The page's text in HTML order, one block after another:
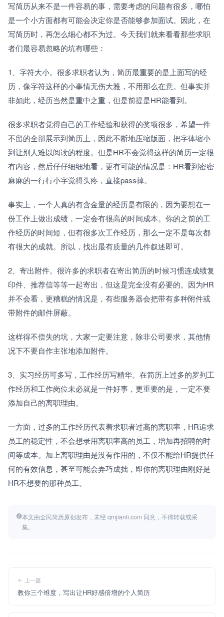
写简历从来不是一件容易的事，需要考虑的问题有很多，哪怕
是一个小方面都有可能会决定你是否能够参加面试。因此，在
写简历时，再怎么细心都不为过。今天我们就来看看那些求职
者们最容易忽略的坑有哪些：
1、字符大小。很多求职者认为，简历最重要的是上面写的经
历，像字符这样的小事情无伤大雅，不用那么在意。但事实并
非如此，经历当然是重中之重，但是前提是HR能看到。
很多求职者觉得自己的工作经验和获得的奖项很多，希望一件
不留的全部展示到简历上，因此不断地压缩版面，把字体缩小
到让别人难以阅读的程度。但是HR不会觉得这样的简历一定很
有内容，然后仔仔细细地看，更有可能的情况是：HR看到密密
麻麻的一行行小字觉得头疼，直接pass掉。
事实上，一个人真的有含金量的经历是有限的，因为要想在一
份工作上做出成绩，一定会有很高的时间成本。你的之前的工
作经历的时间短，但有很多次工作经历，那么一定不是每次都
有很大的成就。所以，找出最有质量的几件叙述即可。
2、寄出附件。很许多的求职者在寄出简历的时候习惯连成绩复
印件、推荐信等等一起寄出，但这是完全没有必要的。因为HR
并不会看，更糟糕的情况是，有些服务器会把带有多种附件或
带附件的邮件屏蔽。
这样得不偿失的坑，大家一定要注意，除非公司要求，其他情
况下不要自作主张地添加附件。
3、实习经历可多写，工作经历写精华。在简历上过多的罗列工
作经历和工作岗位未必就是一件好事，更重要的是，一定不要
添加自己的离职理由。
一方面，过多的工作经历代表着求职者过高的离职率，HR追求
员工的稳定性，不会想录用离职率高的员工，增加再招聘的时
间等成本。加上离职理由是没有作用的，不仅不能给HR提供任
何的有效信息，甚至可能会弄巧成拙，即你的离职理由刚好是
HR不想要的那种员工。
本文由全民简历原创发布，未经 qmjianli.com 同意，不得转载或采
集。
上一篇
教你三个维度，写出让HR好感倍增的个人简历